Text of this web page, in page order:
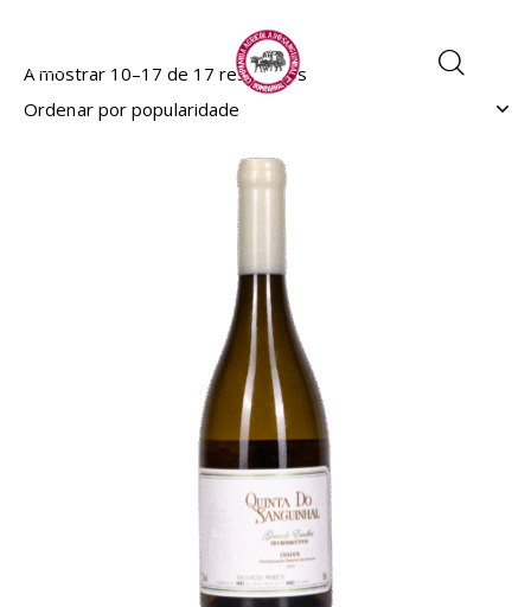
A mostrar 10–17 de 17 resultados